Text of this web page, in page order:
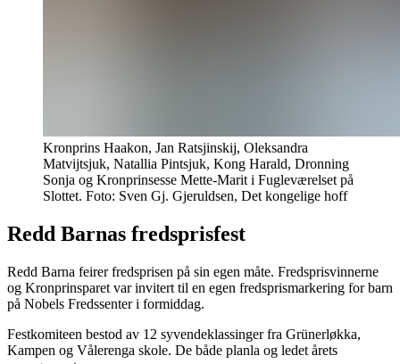
Kronprins Haakon, Jan Ratsjinskij, Oleksandra
Matvijtsjuk, Natallia Pintsjuk, Kong Harald, Dronning
Sonja og Kronprinsesse Mette-Marit i Fugleværelset på
Slottet. Foto: Sven Gj. Gjeruldsen, Det kongelige hoff
Redd Barnas fredsprisfest
Redd Barna feirer fredsprisen på sin egen måte. Fredsprisvinnerne
og Kronprinsparet var invitert til en egen fredsprismarkering for barn
på Nobels Fredssenter i formiddag.
Festkomiteen bestod av 12 syvendeklassinger fra Grünerløkka,
Kampen og Vålerenga skole. De både planla og ledet årets